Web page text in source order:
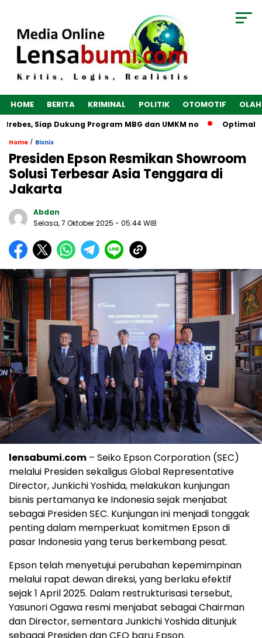
HOME BERITA KRIMINAL POLITIK OTOMOTIF
Siap Dukung Program MBG dan UMKM no Optimalkan
Home / Bisnis
Presiden Epson Resmikan Showroom
Solusi Terbesar Asia Tenggara di
Jakarta
Abdan
Selasa, 7 Oktober 2025 - 05:44 WIB
lensabumi.com – Seiko Epson Corporation (SEC)
melalui Presiden sekaligus Global Representative
Director, Junkichi Yoshida, melakukan kunjungan
bisnis pertamanya ke Indonesia sejak menjabat
sebagai Presiden SEC. Kunjungan ini menjadi tonggak
penting dalam memperkuat komitmen Epson di
pasar Indonesia yang terus berkembang pesat.
Epson telah menyetujui perubahan kepemimpinan
melalui rapat dewan direksi, yang berlaku efektif
sejak 1 April 2025. Dalam restrukturisasi tersebut,
Yasunori Ogawa resmi menjabat sebagai Chairman
dan Director, sementara Junkichi Yoshida ditunjuk
sebagai Presiden dan CEO baru Epson.